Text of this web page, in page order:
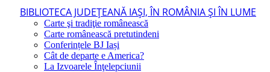
BIBLIOTECA JUDEŢEANĂ IAŞI, ÎN ROMÂNIA ŞI ÎN LUME
Carte şi tradiţie românească
Carte românească pretutindeni
Conferințele BJ Iași
Cât de departe e America?
La Izvoarele Înţelepciunii